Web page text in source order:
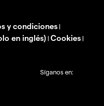
y condiciones |
en inglés) | Cookies |
Síganos en: